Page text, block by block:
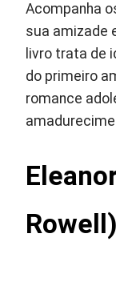
Acompanha
sua amizade
livro trata de
do primeiro
romance
Rowell)